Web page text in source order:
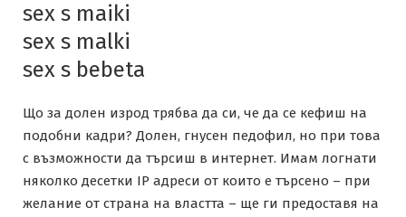
sex s maiki
sex s malki
sex s bebeta
Що за долен изрод трябва да си, че да се кефиш на
подобни кадри? Долен, гнусен педофил, но при това
с възможности да търсиш в интернет. Имам логнати
няколко десетки IP адреси от които е търсено – при
желание от страна на властта – ще ги предоставя на